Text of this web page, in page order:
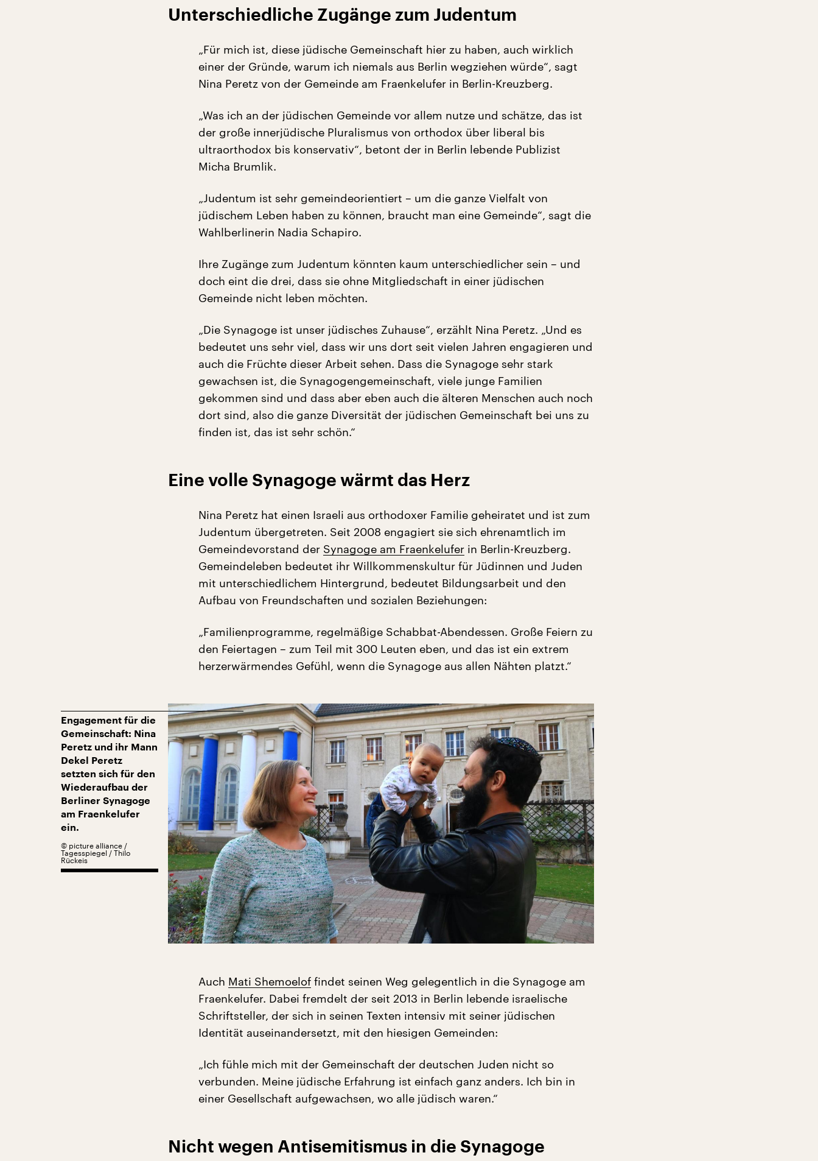
Unterschiedliche Zugänge zum Judentum
„Für mich ist, diese jüdische Gemeinschaft hier zu haben, auch wirklich
einer der Gründe, warum ich niemals aus Berlin wegziehen würde“, sagt
Nina Peretz von der Gemeinde am Fraenkelufer in Berlin-Kreuzberg.
„Was ich an der jüdischen Gemeinde vor allem nutze und schätze, das ist
der große innerjüdische Pluralismus von orthodox über liberal bis
ultraorthodox bis konservativ“, betont der in Berlin lebende Publizist
Micha Brumlik.
„Judentum ist sehr gemeindeorientiert – um die ganze Vielfalt von
jüdischem Leben haben zu können, braucht man eine Gemeinde“, sagt die
Wahlberlinerin Nadia Schapiro.
Ihre Zugänge zum Judentum könnten kaum unterschiedlicher sein – und
doch eint die drei, dass sie ohne Mitgliedschaft in einer jüdischen
Gemeinde nicht leben möchten.
„Die Synagoge ist unser jüdisches Zuhause“, erzählt Nina Peretz. „Und es
bedeutet uns sehr viel, dass wir uns dort seit vielen Jahren engagieren und
auch die Früchte dieser Arbeit sehen. Dass die Synagoge sehr stark
gewachsen ist, die Synagogengemeinschaft, viele junge Familien
gekommen sind und dass aber eben auch die älteren Menschen auch noch
dort sind, also die ganze Diversität der jüdischen Gemeinschaft bei uns zu
finden ist, das ist sehr schön.“
Eine volle Synagoge wärmt das Herz
Nina Peretz hat einen Israeli aus orthodoxer Familie geheiratet und ist zum
Judentum übergetreten. Seit 2008 engagiert sie sich ehrenamtlich im
Gemeindevorstand der Synagoge am Fraenkelufer in Berlin-Kreuzberg.
Gemeindeleben bedeutet ihr Willkommenskultur für Jüdinnen und Juden
mit unterschiedlichem Hintergrund, bedeutet Bildungsarbeit und den
Aufbau von Freundschaften und sozialen Beziehungen:
„Familienprogramme, regelmäßige Schabbat-Abendessen. Große Feiern zu
den Feiertagen – zum Teil mit 300 Leuten eben, und das ist ein extrem
herzerwärmendes Gefühl, wenn die Synagoge aus allen Nähten platzt.“
Engagement für die
Gemeinschaft: Nina
Peretz und ihr Mann
Dekel Peretz
setzten sich für den
Wiederaufbau der
Berliner Synagoge
am Fraenkelufer
ein.
© picture alliance /
Tagesspiegel / Thilo
Rückeis
Auch Mati Shemoelof findet seinen Weg gelegentlich in die Synagoge am
Fraenkelufer. Dabei fremdelt der seit 2013 in Berlin lebende israelische
Schriftsteller, der sich in seinen Texten intensiv mit seiner jüdischen
Identität auseinandersetzt, mit den hiesigen Gemeinden:
„Ich fühle mich mit der Gemeinschaft der deutschen Juden nicht so
verbunden. Meine jüdische Erfahrung ist einfach ganz anders. Ich bin in
einer Gesellschaft aufgewachsen, wo alle jüdisch waren.“
Nicht wegen Antisemitismus in die Synagoge